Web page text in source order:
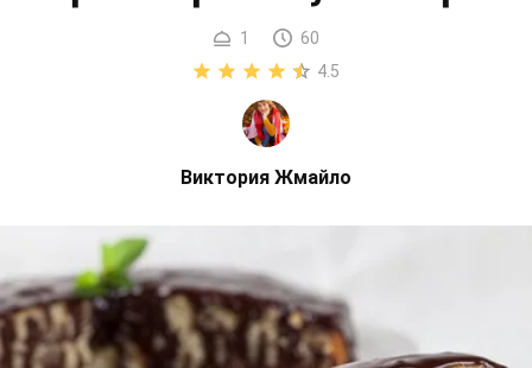
1
60
4.5
Виктория Жмайло